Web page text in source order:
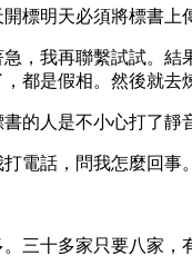
標明天必須將標書
，我再聯繫試試。
都是假相。然後就去
的人是不小心打了
電話，問我怎麼回
三十多家只要八家